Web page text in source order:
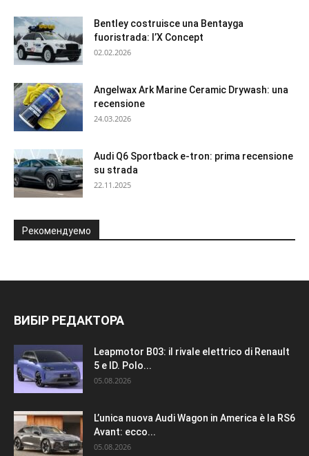
Bentley costruisce una Bentayga
fuoristrada: l’X Concept
02.02.2026
Angelwax Ark Marine Ceramic Drywash: una
recensione
24.03.2026
Audi Q6 Sportback e-tron: prima recensione
su strada
22.11.2025
Рекомендуемо
ВИБІР РЕДАКТОРА
Leapmotor B03: il rivale elettrico di Renault
5 e ID. Polo...
05.08.2026
L’unica nuova Audi Wagon in America è la RS6
Avant: ecco...
05.08.2026